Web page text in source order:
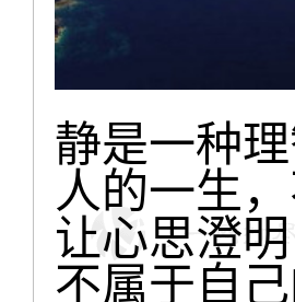
静是一种理
人的一生
让心思澄
不属于自